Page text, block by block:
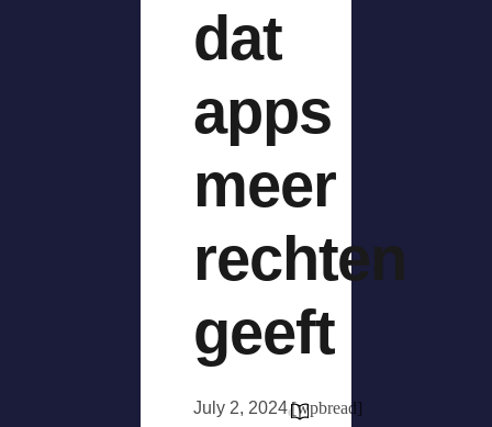
dat
apps
meer
rechten
geeft
July 2, 2024[wpbread]